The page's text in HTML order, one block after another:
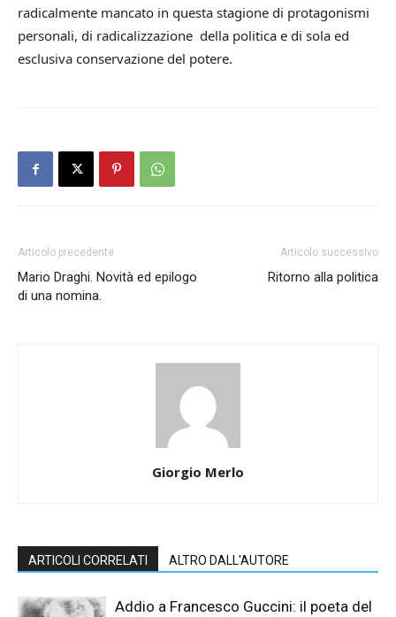
radicalmente mancato in questa stagione di protagonismi
personali, di radicalizzazione della politica e di sola ed
esclusiva conservazione del potere.
Articolo precedente
Mario Draghi. Novità ed epilogo
di una nomina.
Articolo successivo
Ritorno alla politica
Giorgio Merlo
ARTICOLI CORRELATI ALTRO DALL'AUTORE
Addio a Francesco Guccini: il poeta del